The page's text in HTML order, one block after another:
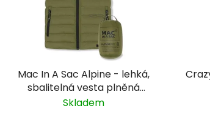
Mac In A Sac Alpine - lehká,
sbalitelná vesta plněná
kachním peřím
Skladem